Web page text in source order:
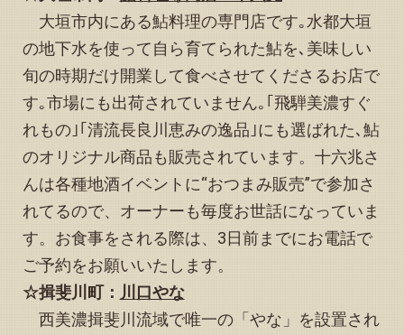
トップページのスライド写真（宿の全景写真）を紅葉Ver.
に変更しました
2024.11.26
「予約状況」お知らせページの11月カレンダーを更新しま
した
2024.11.24
「予約状況」お知らせページに“冬期休業についてのお知ら
せ”と12月カレンダーの訂正版を掲載いたしました
2024.11.24
トップページ下方の「観光情報、その他イベント等のお知
らせ」を更新しました
2024.11.04
トップページ下方の「観光情報、その他イベント等のお知
らせ」を更新しました
2024.10.30
大垣市内にある鮎料理の専門店です｡水都大垣
の地下水を使って自ら育てられた鮎を､美味しい
旬の時期だけ開業して食べさせてくださるお店で
す｡市場にも出荷されていません｡｢飛騨美濃すぐ
れもの｣｢清流長良川恵みの逸品｣にも選ばれた､鮎
のオリジナル商品も販売されています。十六兆さ
んは各種地酒イベントに“おつまみ販売”で参加さ
れてるので、オーナーも毎度お世話になっていま
す。お食事をされる際は、3日前までにお電話で
ご予約をお願いいたします。
☆揖斐川町： 川 口やな
西美濃揖斐川流域で唯一の「やな」を設置され